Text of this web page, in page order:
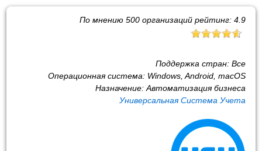
По мнению 500организаций рейтинг: 4.9
Поддержка стран: Все
Операционная система: Windows, Android, macOS
Назначение: Автоматизация бизнеса
Универсальная Система Учета